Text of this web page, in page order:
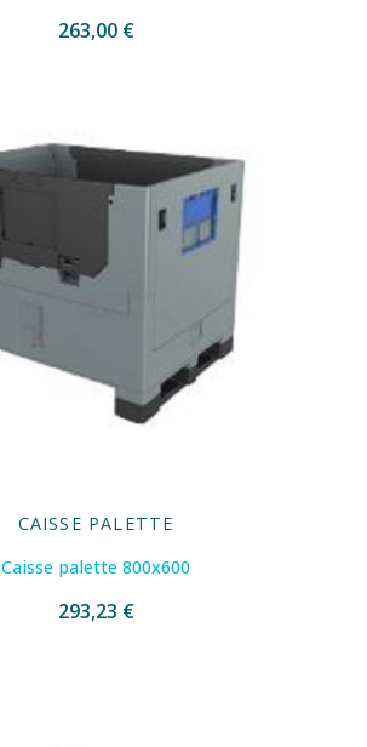
263,00 €
CAISSE PALETTE
Caisse palette 800x600
293,23 €